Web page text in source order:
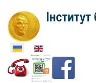
Оберіть свою мову